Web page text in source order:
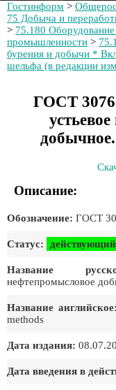
Гостинформ >
75 Добыча и
> 75.180
промышленности >
бурения и добычи *
шельфа (в редакции
ГОСТ
Описание:
Обозначение: ГОСТ
Статус: действующий
Название
нефтепромысловое
Название английское:
methods
Дата издания:
Дата введения в